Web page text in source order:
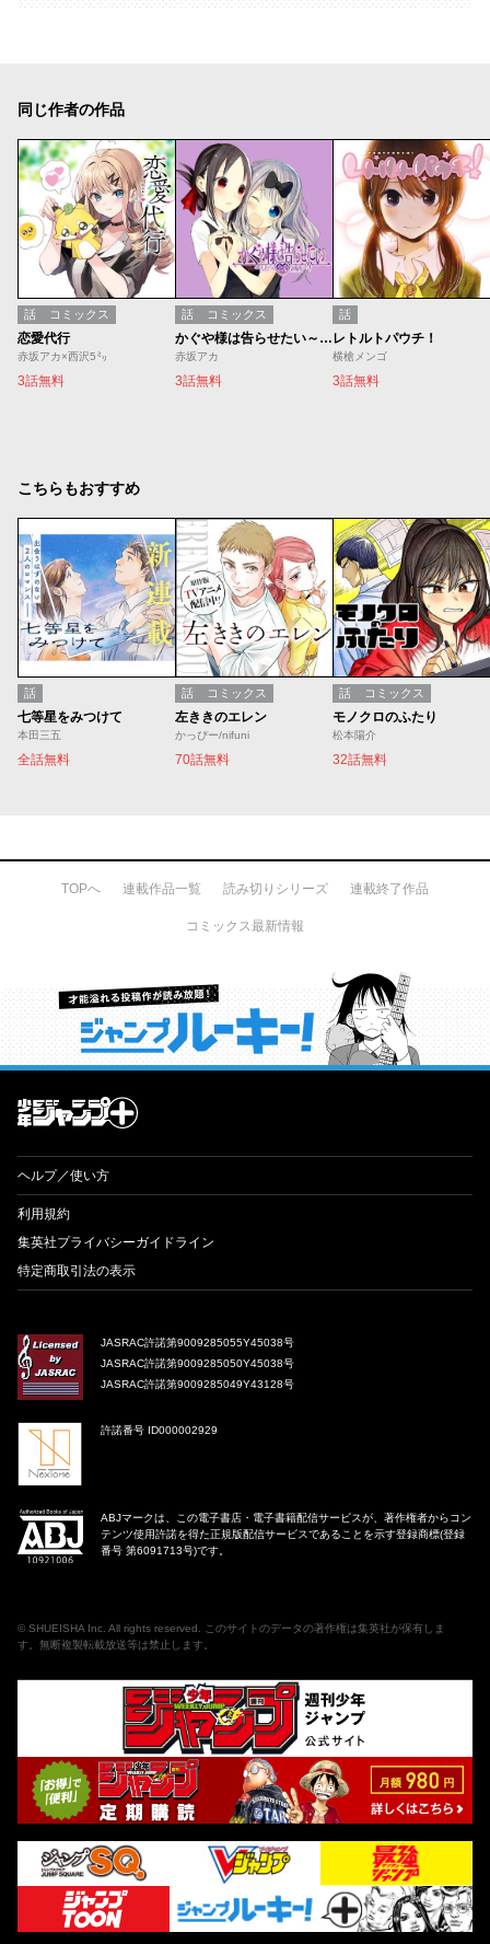
同じ作者の作品
話 コミックス
恋愛代行
赤坂アカ×西沢5㍉
3話無料
話 コミックス
かぐや様は告らせたい～天才たちの恋愛頭脳戦～
赤坂アカ
3話無料
話
レトルトパウチ！
横槍メンゴ
3話無料
こちらもおすすめ
話
七等星をみつけて
本田三五
全話無料
話 コミックス
左ききのエレン
かっぴー/nifuni
70話無料
話 コミックス
モノクロのふたり
松本陽介
32話無料
TOPへ 連載作品一覧 読み切りシリーズ 連載終了作品
コミックス最新情報
才能溢れる投稿作が読み放題！ ジャンプルーキー！
ヘルプ／使い方
利用規約
集英社プライバシーガイドライン
特定商取引法の表示
JASRAC許諾第9009285055Y45038号
JASRAC許諾第9009285050Y45038号
JASRAC許諾第9009285049Y43128号
許諾番号 ID000002929
ABJマークは、この電子書店・電子書籍配信サービスが、著作権者からコン
テンツ使用許諾を得た正規版配信サービスであることを示す登録商標(登録
番号 第6091713号)です。
© SHUEISHA Inc . All rights reserved. このサイトのデータの著作権は集英社が保有しま
す。無断複製転載放送等は禁止します。